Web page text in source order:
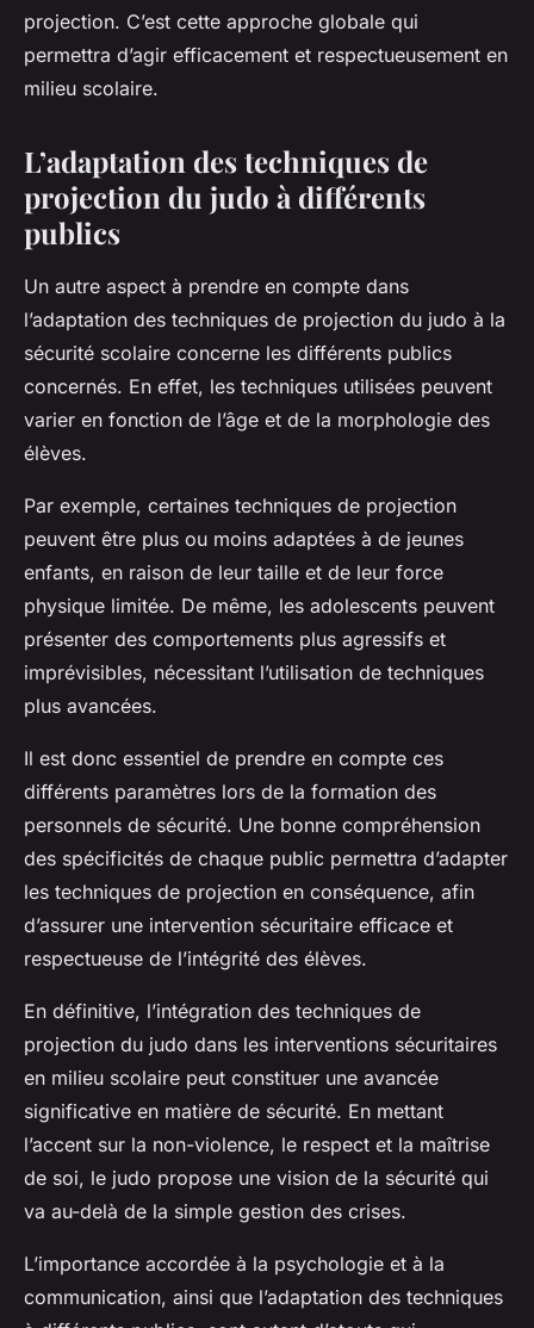
projection. C’est cette approche globale qui
permettra d’agir efficacement et respectueusement en
milieu scolaire.
L’adaptation des techniques de
projection du judo à différents
publics
Un autre aspect à prendre en compte dans
l’adaptation des techniques de projection du judo à la
sécurité scolaire concerne les différents publics
concernés. En effet, les techniques utilisées peuvent
varier en fonction de l’âge et de la morphologie des
élèves.
Par exemple, certaines techniques de projection
peuvent être plus ou moins adaptées à de jeunes
enfants, en raison de leur taille et de leur force
physique limitée. De même, les adolescents peuvent
présenter des comportements plus agressifs et
imprévisibles, nécessitant l’utilisation de techniques
plus avancées.
Il est donc essentiel de prendre en compte ces
différents paramètres lors de la formation des
personnels de sécurité. Une bonne compréhension
des spécificités de chaque public permettra d’adapter
les techniques de projection en conséquence, afin
d’assurer une intervention sécuritaire efficace et
respectueuse de l’intégrité des élèves.
En définitive, l’intégration des techniques de
projection du judo dans les interventions sécuritaires
en milieu scolaire peut constituer une avancée
significative en matière de sécurité. En mettant
l’accent sur la non-violence, le respect et la maîtrise
de soi, le judo propose une vision de la sécurité qui
va au-delà de la simple gestion des crises.
L’importance accordée à la psychologie et à la
communication, ainsi que l’adaptation des techniques